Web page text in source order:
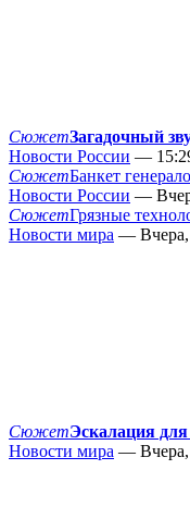
СюжетЗагадочный
Новости России —
СюжетБанкет
Новости России —
СюжетГрязные
Новости мира — Вчера,
СюжетЭскалация
Новости мира — Вчера,